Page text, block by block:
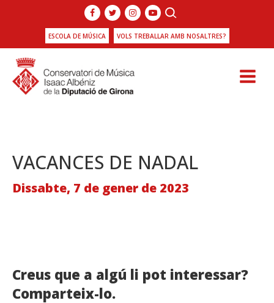
ESCOLA DE MÚSICA VOLS TREBALLAR AMB NOSALTRES?
VACANCES DE NADAL
Dissabte, 7 de gener de 2023
Creus que a algú li pot interessar?
Comparteix-lo.